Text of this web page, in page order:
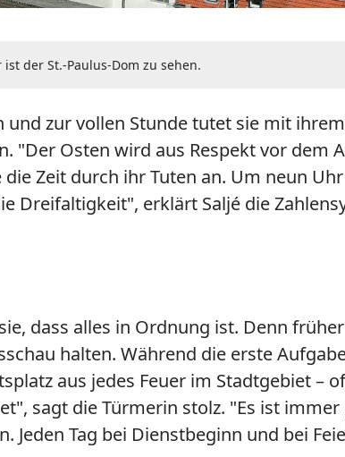
der St.-Paulus-Dom zu sehen.
und zur vollen Stunde tutet sie mit
Osten wird aus Respekt vor dem
Zeit durch ihr Tuten an. Um neun
Dreifaltigkeit", erklärt Saljé die
dass alles in Ordnung ist. Denn
halten. Während die erste
aus jedes Feuer im Stadtgebiet –
sagt die Türmerin stolz. "Es ist
Tag bei Dienstbeginn und bei